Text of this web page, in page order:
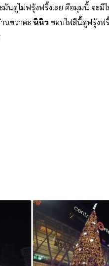
นดูไม่ฟรุ้งฟริ้งเลย คือมุมนี้ จะมี
นขวาค่ะ นินิว ชอบไฟสีนี้ดูฟรุ้งฟ